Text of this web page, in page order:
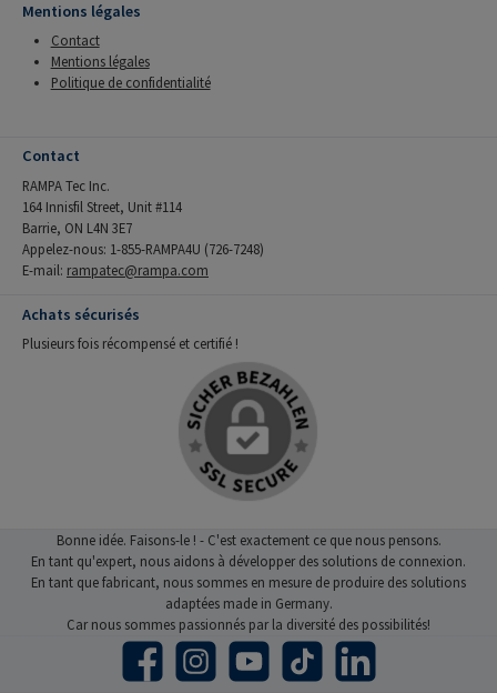
Mentions légales
Contact
Mentions légales
Politique de confidentialité
Contact
RAMPA Tec Inc.
164 Innisfil Street, Unit #114
Barrie, ON L4N 3E7
Appelez-nous: 1-855-RAMPA4U (726-7248)
E-mail: rampatec@rampa.com
Achats sécurisés
Plusieurs fois récompensé et certifié !
Bonne idée. Faisons-le ! - C'est exactement ce que nous pensons.
En tant qu'expert, nous aidons à développer des solutions de connexion.
En tant que fabricant, nous sommes en mesure de produire des solutions
adaptées made in Germany.
Car nous sommes passionnés par la diversité des possibilités!
Facebook Instagram YouTube TikTok LinkedIn